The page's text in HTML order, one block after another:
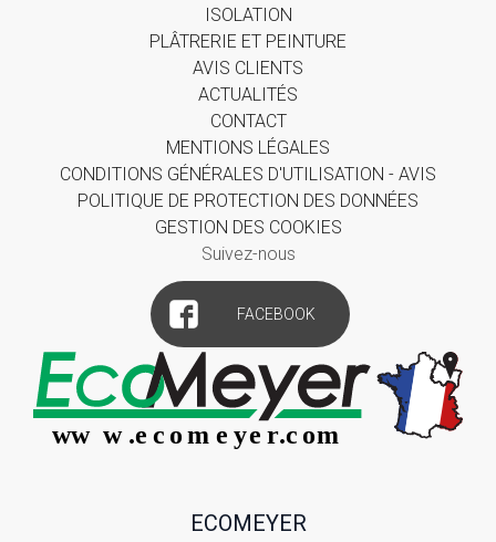
ISOLATION
PLÂTRERIE ET PEINTURE
AVIS CLIENTS
ACTUALITÉS
CONTACT
MENTIONS LÉGALES
CONDITIONS GÉNÉRALES D'UTILISATION - AVIS
POLITIQUE DE PROTECTION DES DONNÉES
GESTION DES COOKIES
Suivez-nous
FACEBOOK
ECOMEYER